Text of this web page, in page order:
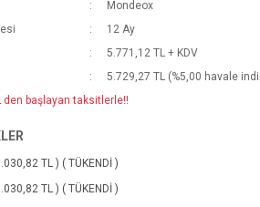
Mondeox
12 Ay
5.771,12 TL + KDV
5.729,27 TL (%5,00 havale
den başlayan taksitlerle!!
TL ) ( TÜKENDİ )
TL ) ( TÜKENDİ )